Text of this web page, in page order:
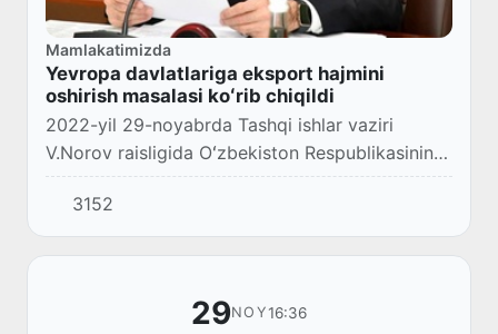
Mamlakatimizda
Yevropa davlatlariga eksport hajmini
oshirish masalasi koʻrib chiqildi
2022-yil 29-noyabrda Tashqi ishlar vaziri
V.Norov raisligida Oʻzbekiston Respublikasining
tarmoq boshqarmalari, Oliy Majlis Senatining
tegishli qoʻmitasi, Savdo-sanoat palatasi, Ek...
3152
29NOY16:36